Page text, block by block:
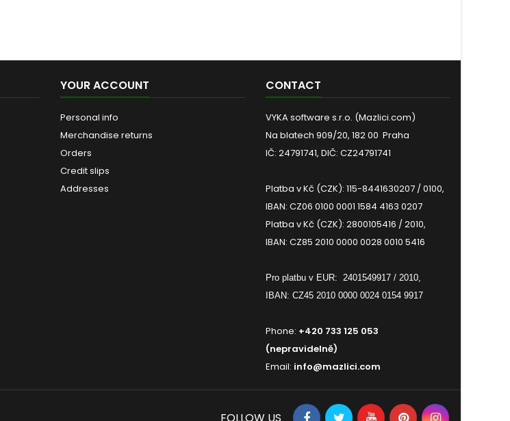
YOUR ACCOUNT
Personal info
Merchandise returns
Orders
Credit slips
Addresses
CONTACT
VYKA software s.r.o. (Mazlici.com)
Na blatech 909/20, 182 00 Praha
IČ: 24791741, DIČ: CZ24791741
Platba v Kč (CZK): 115-8441630207 / 0100,
IBAN: CZ06 0100 0001 1584 4163 0207
Platba v Kč (CZK): 2800105416 / 2010,
IBAN: CZ85 2010 0000 0028 0010 5416
Pro platbu v EUR: 2401549917 / 2010,
IBAN: CZ45 2010 0000 0024 0154 9917
Phone: +420 733 125 053
(nepravidelně)
Email: info@mazlici.com